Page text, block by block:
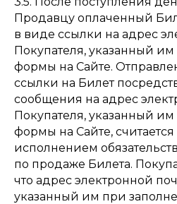
Продавцу оплаченный
в виде ссылки на адрес
Покупателя, указанный
формы на Сайте.
ссылки на Билет
сообщения на адрес
Покупателя, указанный
формы на Сайте,
исполнением
по продаже Билета.
что адрес электронной
указанный им при